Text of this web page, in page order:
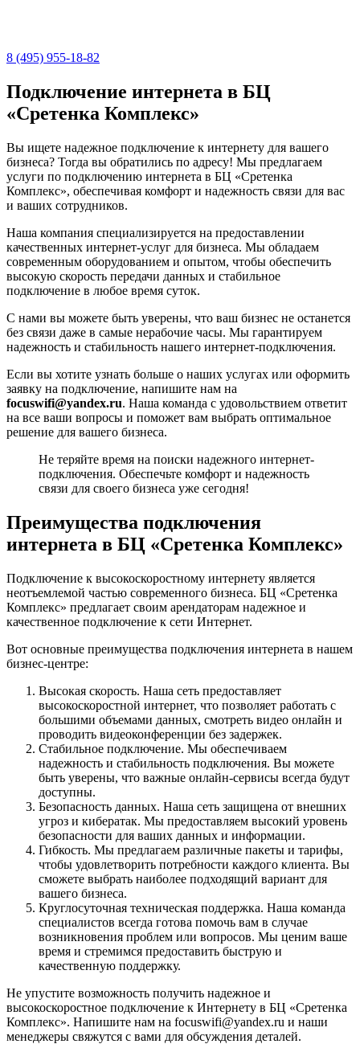
8 (495) 955-18-82
Подключение интернета в БЦ
«Сретенка Комплекс»
Вы ищете надежное подключение к интернету для вашего
бизнеса? Тогда вы обратились по адресу! Мы предлагаем
услуги по подключению интернета в БЦ «Сретенка
Комплекс», обеспечивая комфорт и надежность связи для вас
и ваших сотрудников.
Наша компания специализируется на предоставлении
качественных интернет-услуг для бизнеса. Мы обладаем
современным оборудованием и опытом, чтобы обеспечить
высокую скорость передачи данных и стабильное
подключение в любое время суток.
С нами вы можете быть уверены, что ваш бизнес не останется
без связи даже в самые нерабочие часы. Мы гарантируем
надежность и стабильность нашего интернет-подключения.
Если вы хотите узнать больше о наших услугах или оформить
заявку на подключение, напишите нам на
focuswifi@yandex.ru. Наша команда с удовольствием ответит
на все ваши вопросы и поможет вам выбрать оптимальное
решение для вашего бизнеса.
Не теряйте время на поиски надежного интернет-
подключения. Обеспечьте комфорт и надежность
связи для своего бизнеса уже сегодня!
Преимущества подключения
интернета в БЦ «Сретенка Комплекс»
Подключение к высокоскоростному интернету является
неотъемлемой частью современного бизнеса. БЦ «Сретенка
Комплекс» предлагает своим арендаторам надежное и
качественное подключение к сети Интернет.
Вот основные преимущества подключения интернета в нашем
бизнес-центре:
Высокая скорость. Наша сеть предоставляет
высокоскоростной интернет, что позволяет работать с
большими объемами данных, смотреть видео онлайн и
проводить видеоконференции без задержек.
Стабильное подключение. Мы обеспечиваем
надежность и стабильность подключения. Вы можете
быть уверены, что важные онлайн-сервисы всегда будут
доступны.
Безопасность данных. Наша сеть защищена от внешних
угроз и кибератак. Мы предоставляем высокий уровень
безопасности для ваших данных и информации.
Гибкость. Мы предлагаем различные пакеты и тарифы,
чтобы удовлетворить потребности каждого клиента. Вы
сможете выбрать наиболее подходящий вариант для
вашего бизнеса.
Круглосуточная техническая поддержка. Наша команда
специалистов всегда готова помочь вам в случае
возникновения проблем или вопросов. Мы ценим ваше
время и стремимся предоставить быструю и
качественную поддержку.
Не упустите возможность получить надежное и
высокоскоростное подключение к Интернету в БЦ «Сретенка
Комплекс». Напишите нам на focuswifi@yandex.ru и наши
менеджеры свяжутся с вами для обсуждения деталей.